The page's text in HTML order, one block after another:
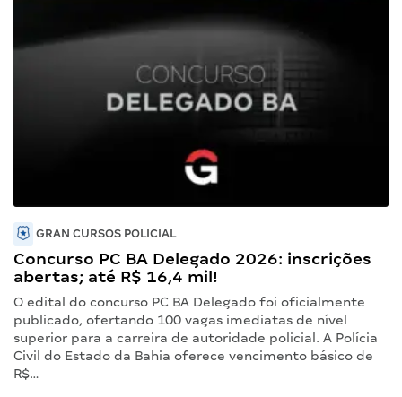
GRAN CURSOS POLICIAL
Concurso PC BA Delegado 2026: inscrições
abertas; até R$ 16,4 mil!
O edital do concurso PC BA Delegado foi oficialmente
publicado, ofertando 100 vagas imediatas de nível
superior para a carreira de autoridade policial. A Polícia
Civil do Estado da Bahia oferece vencimento básico de
R$…